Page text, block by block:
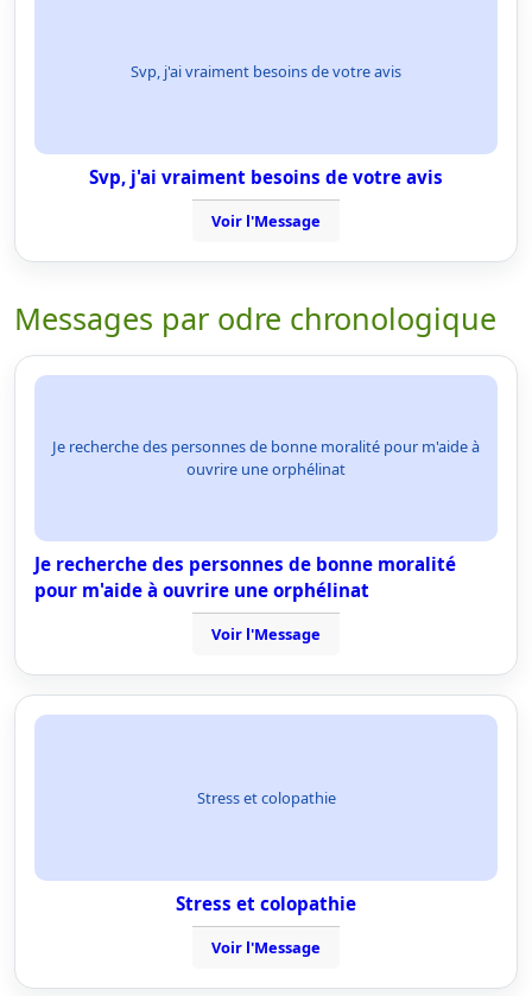
Svp, j'ai vraiment besoins de votre avis
Svp, j'ai vraiment besoins de votre avis
Voir l'Message
Messages par odre chronologique
Je recherche des personnes de bonne moralité pour m'aide à
ouvrire une orphélinat
Je recherche des personnes de bonne moralité
pour m'aide à ouvrire une orphélinat
Voir l'Message
Stress et colopathie
Stress et colopathie
Voir l'Message